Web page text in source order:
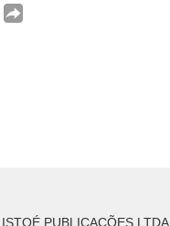
PUBLICAÇÕES LTDA